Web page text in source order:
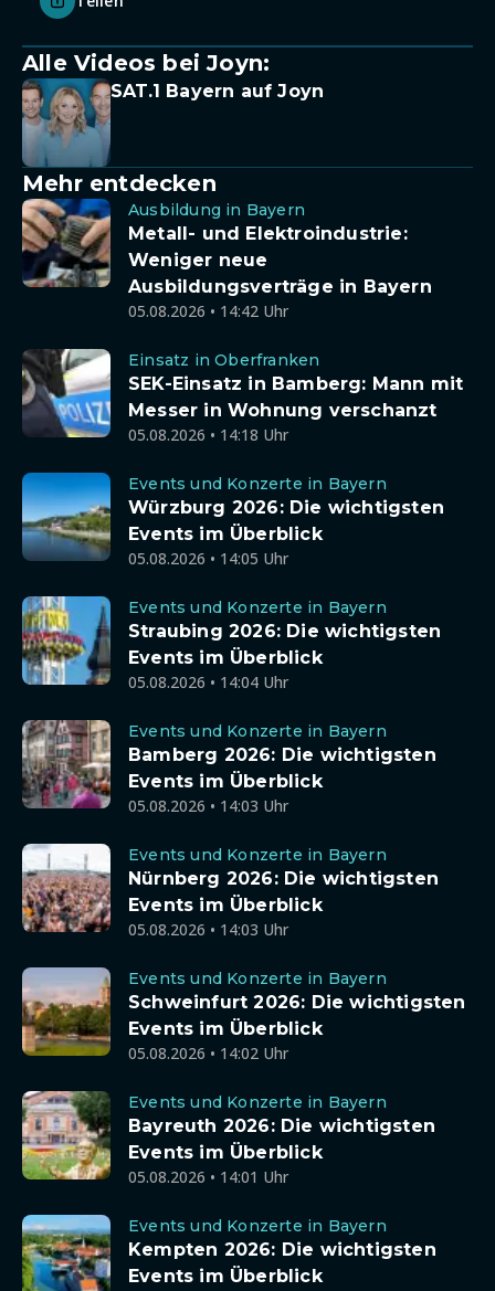
Alle Videos bei Joyn:
SAT.1 Bayern auf Joyn
Mehr entdecken
Ausbildung in Bayern
Metall- und Elektroindustrie:
Weniger neue
Ausbildungsverträge in Bayern
05.08.2026 • 14:42 Uhr
Einsatz in Oberfranken
SEK-Einsatz in Bamberg: Mann mit
Messer in Wohnung verschanzt
05.08.2026 • 14:18 Uhr
Events und Konzerte in Bayern
Würzburg 2026: Die wichtigsten
Events im Überblick
05.08.2026 • 14:05 Uhr
Events und Konzerte in Bayern
Straubing 2026: Die wichtigsten
Events im Überblick
05.08.2026 • 14:04 Uhr
Events und Konzerte in Bayern
Bamberg 2026: Die wichtigsten
Events im Überblick
05.08.2026 • 14:03 Uhr
Events und Konzerte in Bayern
Nürnberg 2026: Die wichtigsten
Events im Überblick
05.08.2026 • 14:03 Uhr
Events und Konzerte in Bayern
Schweinfurt 2026: Die wichtigsten
Events im Überblick
05.08.2026 • 14:02 Uhr
Events und Konzerte in Bayern
Bayreuth 2026: Die wichtigsten
Events im Überblick
05.08.2026 • 14:01 Uhr
Events und Konzerte in Bayern
Kempten 2026: Die wichtigsten
Events im Überblick